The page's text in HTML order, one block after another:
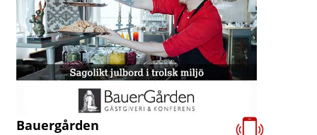
Bauergården